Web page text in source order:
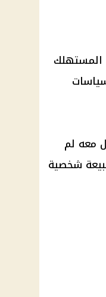
المستهلك
معه لم
شخصية